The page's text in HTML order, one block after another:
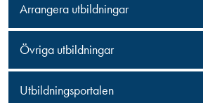
Arrangera utbildningar
Övriga utbildningar
Utbildningsportalen